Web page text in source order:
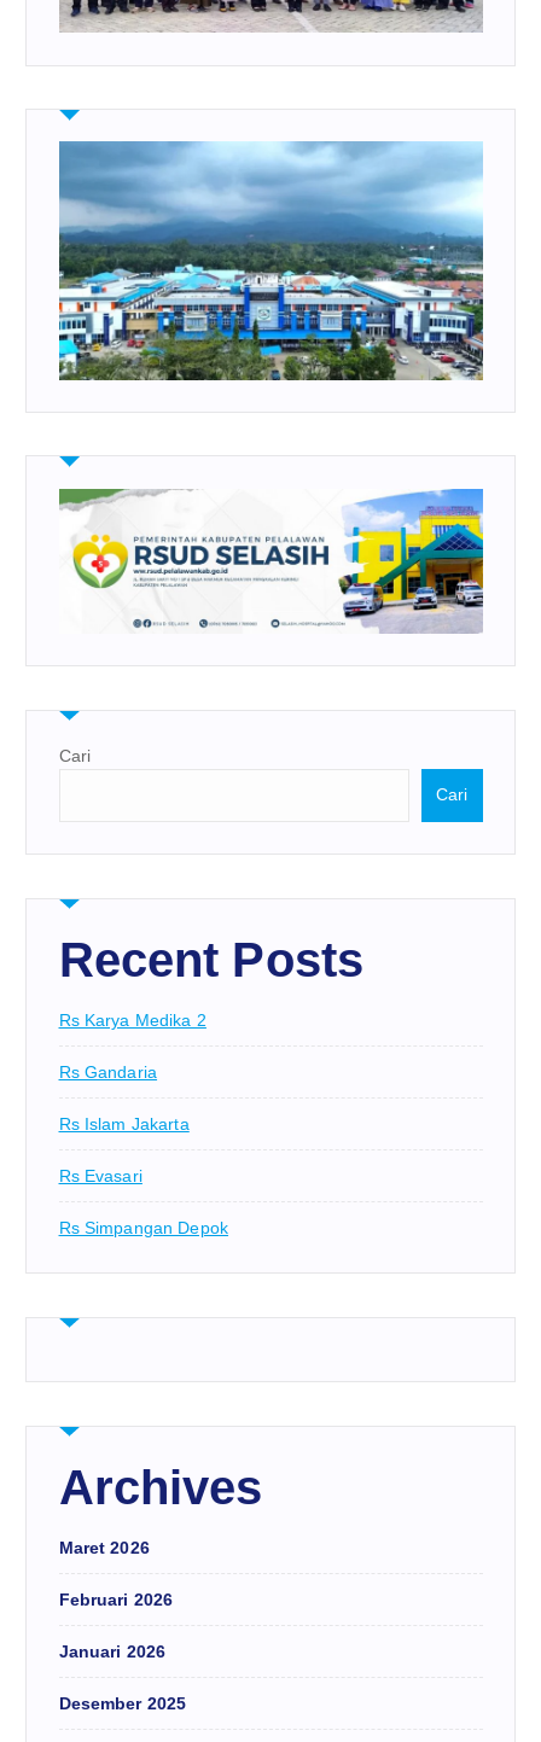
Cari
Cari
Recent Posts
Rs Karya Medika 2
Rs Gandaria
Rs Islam Jakarta
Rs Evasari
Rs Simpangan Depok
Archives
Maret 2026
Februari 2026
Januari 2026
Desember 2025